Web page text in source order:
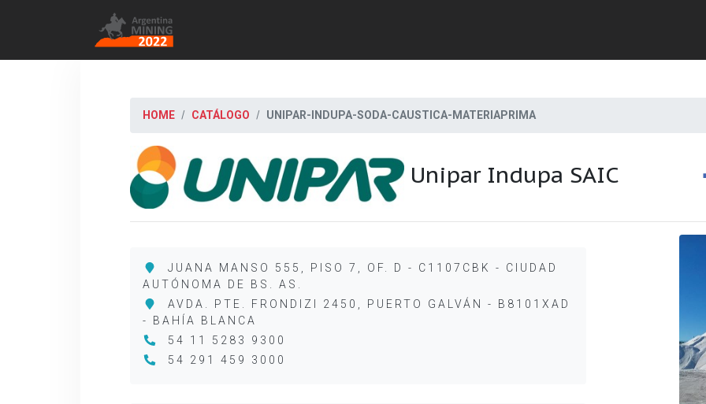
HOME CATÁLOGO UNIPAR-INDUPA-SODA-CAUSTICA-MATERIAPRIMA
Unipar Indupa SAIC
JUANA MANSO 555, PISO 7, OF. D - C1107CBK - CIUDAD
AUTÓNOMA DE BS. AS.
AVDA. PTE. FRONDIZI 2450, PUERTO GALVÁN - B8101XAD
- BAHÍA BLANCA
54 11 5283 9300
54 291 459 3000
Previous